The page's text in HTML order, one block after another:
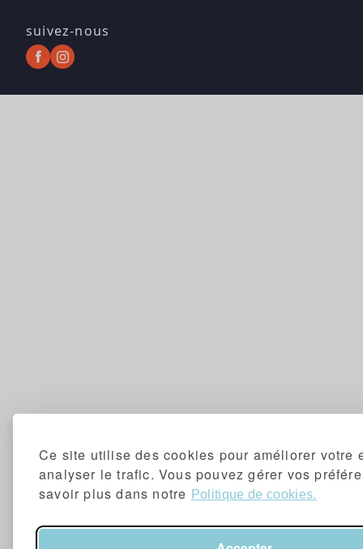
Ce site utilise des cookies pour améliorer votre
analyser le trafic. Vous pouvez gérer vos
savoir plus dans notre Politique de cookies.
suivez-nous